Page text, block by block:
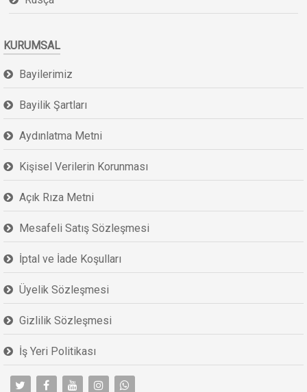
KURUMSAL
Bayilerimiz
Bayilik Şartları
Aydınlatma Metni
Kişisel Verilerin Korunması
Açık Rıza Metni
Mesafeli Satış Sözleşmesi
İptal ve İade Koşulları
Üyelik Sözleşmesi
Gizlilik Sözleşmesi
İş Yeri Politikası